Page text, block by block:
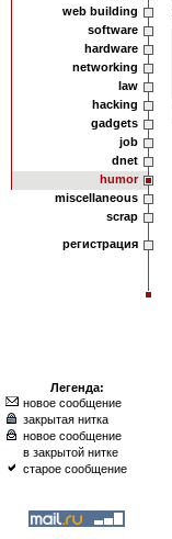
web building
software
hardware
networking
law
hacking
gadgets
job
dnet
humor
miscellaneous
scrap
регистрация
Легенда:
новое сообщение
закрытая нитка
новое сообщение
в закрытой нитке
старое сообщение